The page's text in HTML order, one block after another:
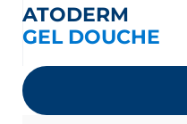
ATODERM
GEL DOUCHE